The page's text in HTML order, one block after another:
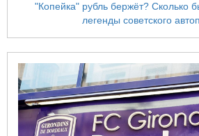
"Копейка" рубль бержёт? Сколько
легенды советского